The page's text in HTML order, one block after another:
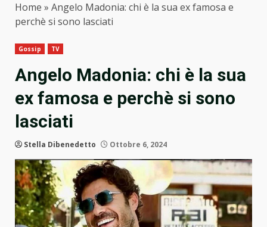
Home » Angelo Madonia: chi è la sua ex famosa e
perchè si sono lasciati
Gossip TV
Angelo Madonia: chi è la sua
ex famosa e perchè si sono
lasciati
Stella Dibenedetto Ottobre 6, 2024